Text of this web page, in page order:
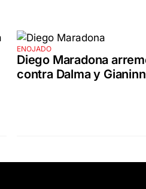
ENOJADO
Diego Maradona
contra Dalma y